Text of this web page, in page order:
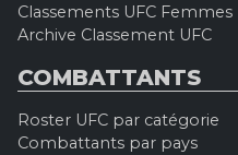
Classements UFC Femmes
Archive Classement UFC
COMBATTANTS
Roster UFC par catégorie
Combattants par pays